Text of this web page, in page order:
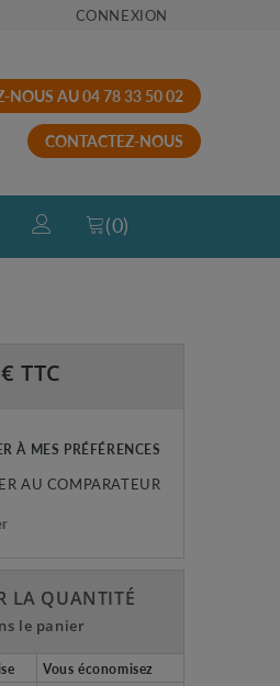
CONNEXION
NOUS AU 04 78 33 50 02
CONTACTEZ-NOUS
(0)
€ TTC
À MES PRÉFÉRENCES
AU COMPARATEUR
LA QUANTITÉ
le panier
Vous économisez